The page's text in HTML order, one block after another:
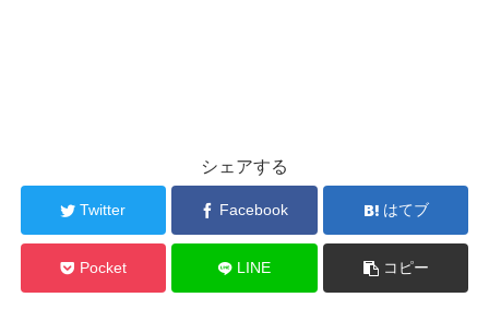
シェアする
Twitter Facebook はてブ
Pocket LINE コピー